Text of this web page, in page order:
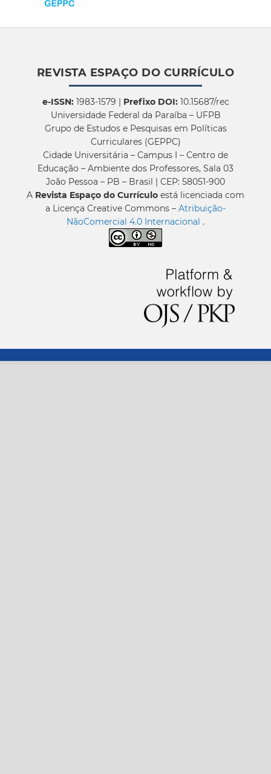
REVISTA ESPAÇO DO CURRÍCULO
e-ISSN:1983-1579 | Prefixo DOI:10.15687/rec
Universidade Federal da Paraíba – UFPB
Grupo de Estudos e Pesquisas em Políticas
Curriculares (GEPPC)
Cidade Universitária – Campus I – Centro de
Educação – Ambiente dos Professores, Sala 03
João Pessoa – PB – Brasil | CEP: 58051-900
A Revista Espaço do Currículo está licenciada com
a Licença Creative Commons – Atribuição-
NãoComercial 4.0 Internacional .